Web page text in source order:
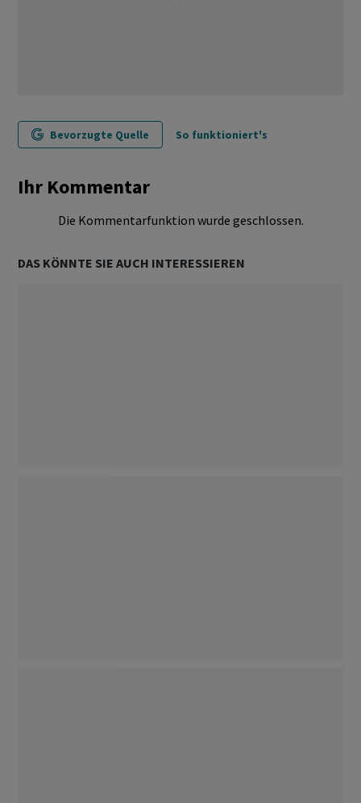
Bevorzugte Quelle So funktioniert's
Ihr Kommentar
Die Kommentarfunktion wurde geschlossen.
DAS KÖNNTE SIE AUCH INTERESSIEREN